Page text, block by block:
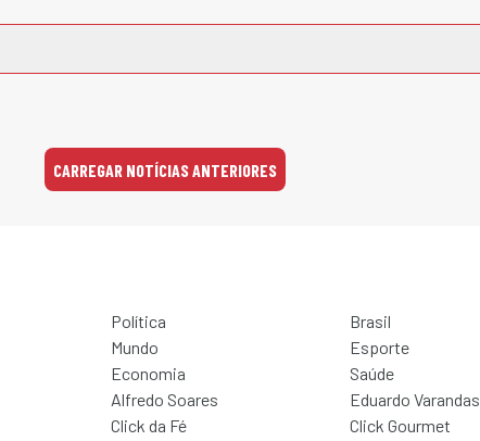
CARREGAR NOTÍCIAS ANTERIORES
Política
Brasil
Mundo
Esporte
Economia
Saúde
Alfredo Soares
Eduardo Varandas
Click da Fé Click Gourmet